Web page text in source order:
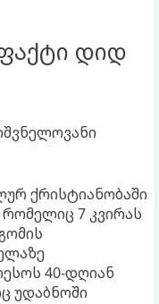
დიდ
ქრისტიანობაში
7 კვირას
40-დღიან
უდაბნოში